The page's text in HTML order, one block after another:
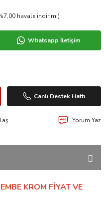
havale indirimi)
Whatsapp İletişim
Canlı Destek Hattı
Yorum Yaz
KROM FİYAT VE